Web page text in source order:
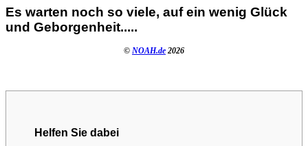
Es warten noch so viele, auf ein wenig Glück
und Geborgenheit.....
© NOAH.de 2026
Helfen Sie dabei